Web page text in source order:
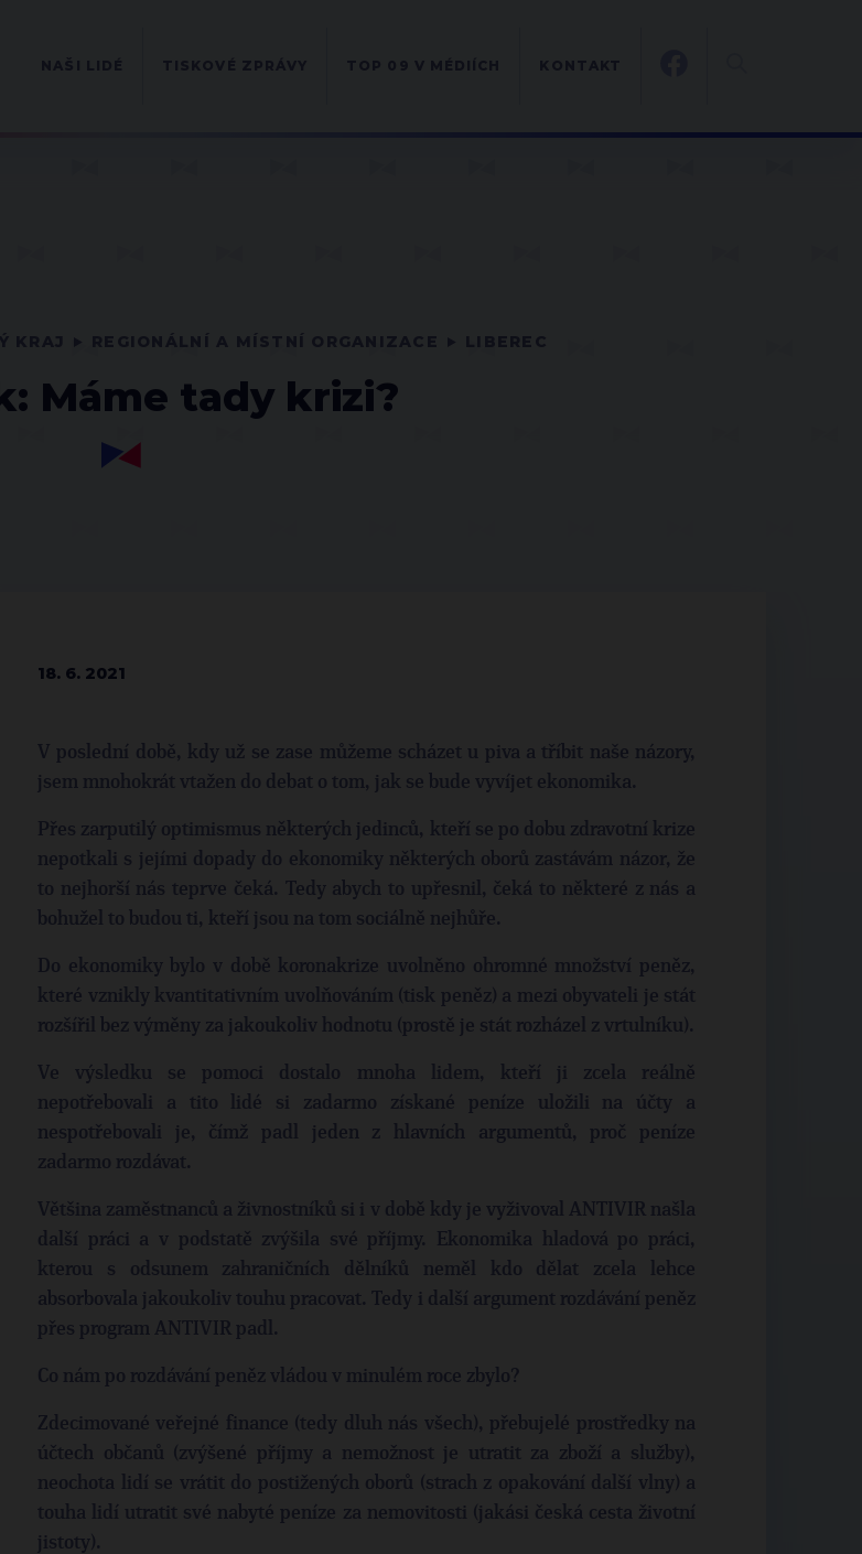
Máme tady krizi?
18. 6. 2021
V poslední době, kdy už se zase můžeme scházet u piva a tříbit naše názory,
jsem mnohokrát vtažen do debat o tom, jak se bude vyvíjet ekonomika.
Přes zarputilý optimismus některých jedinců, kteří se po dobu zdravotní krize
nepotkali s jejími dopady do ekonomiky některých oborů zastávám názor, že
to nejhorší nás teprve čeká. Tedy abych to upřesnil, čeká to některé z nás a
bohužel to budou ti, kteří jsou na tom sociálně nejhůře.
Do ekonomiky bylo v době koronakrize uvolněno ohromné množství peněz,
které vznikly kvantitativním uvolňováním (tisk peněz) a mezi obyvateli je stát
rozšířil bez výměny za jakoukoliv hodnotu (prostě je stát rozházel z vrtulníku).
Ve výsledku se pomoci dostalo mnoha lidem, kteří ji zcela reálně
nepotřebovali a tito lidé si zadarmo získané peníze uložili na účty a
nespotřebovali je, čímž padl jeden z hlavních argumentů, proč peníze
zadarmo rozdávat.
Většina zaměstnanců a živnostníků si i v době kdy je vyživoval ANTIVIR našla
další práci a v podstatě zvýšila své příjmy. Ekonomika hladová po práci,
kterou s odsunem zahraničních dělníků neměl kdo dělat zcela lehce
absorbovala jakoukoliv touhu pracovat. Tedy i další argument rozdávání peněz
přes program ANTIVIR padl.
Co nám po rozdávání peněz vládou v minulém roce zbylo?
Zdecimované veřejné finance (tedy dluh nás všech), přebujelé prostředky na
účtech občanů (zvýšené příjmy a nemožnost je utratit za zboží a služby),
neochota lidí se vrátit do postižených oborů (strach z opakování další vlny) a
touha lidí utratit své nabyté peníze za nemovitosti (jakási česká cesta životní
jistoty).